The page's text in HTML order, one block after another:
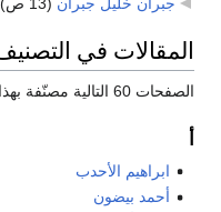
المقالات في
الصفحات 60 التالية مصنّفة بهذا التصنيف، من إجمالي 60.
ابراهيم الأحدب
أحمد بيضون